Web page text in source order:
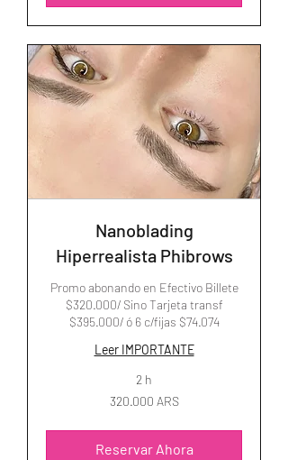
Nanoblading
Hiperrealista Phibrows
Promo abonando en Efectivo Billete
$320.000/ Sino Tarjeta transf
$395.000/ ó 6 c/fijas $74.074
Leer IMPORTANTE
2 h
320.000 ARS
Reservar Ahora